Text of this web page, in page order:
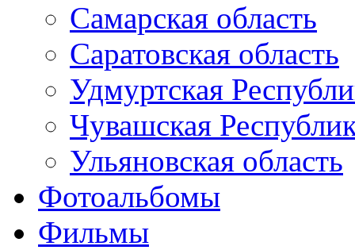
Самарская область
Саратовская область
Удмуртская
Чувашская
Ульяновская область
Фотоальбомы
Фильмы